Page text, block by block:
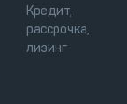
Кредит,
рассрочка,
лизинг